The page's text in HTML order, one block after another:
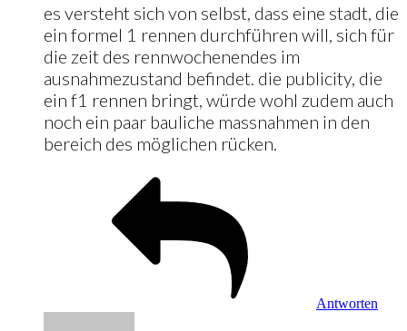
es versteht sich von selbst, dass eine stadt, die
ein formel 1 rennen durchführen will, sich für
die zeit des rennwochenendes im
ausnahmezustand befindet. die publicity, die
ein f1 rennen bringt, würde wohl zudem auch
noch ein paar bauliche massnahmen in den
bereich des möglichen rücken.
Antworten